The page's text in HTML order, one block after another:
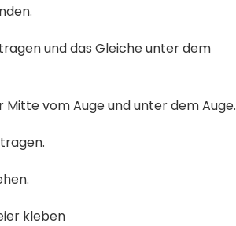
und das Gleiche unter dem
vom Auge und unter dem Auge.
kleben